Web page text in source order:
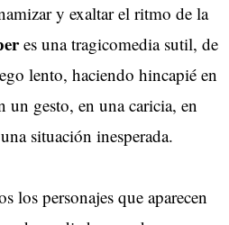
y exaltar el ritmo de la
es una tragicomedia sutil, de
lento, haciendo hincapié en
un gesto, en una caricia, en
situación inesperada.
los personajes que aparecen